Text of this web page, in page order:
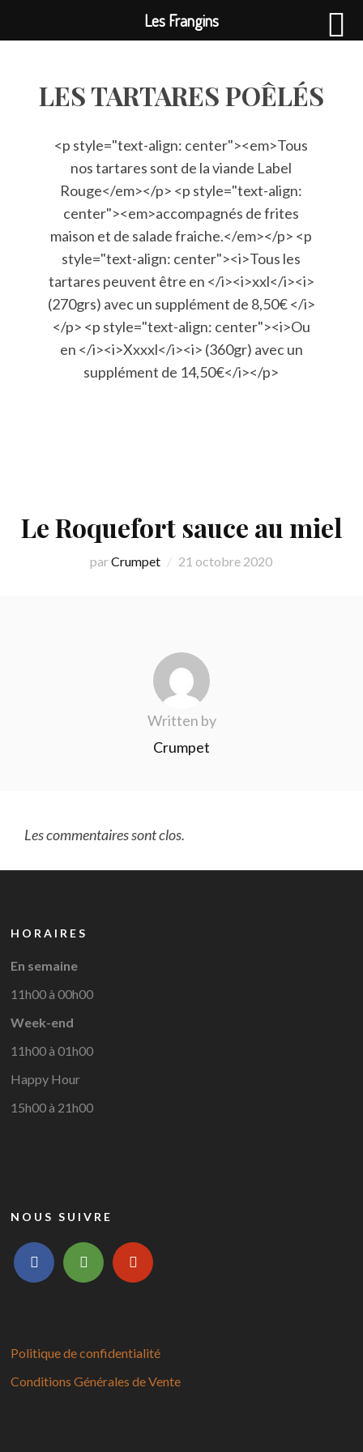
LES TARTARES POÊLÉS
<p style="text-align: center"><em>Tous
nos tartares sont de la viande Label
Rouge</em></p> <p style="text-align:
center"><em>accompagnés de frites
maison et de salade fraiche.</em></p> <p
style="text-align: center"><i>Tous les
tartares peuvent être en </i><i>xxl</i><i>
(270grs) avec un supplément de 8,50€ </i>
</p> <p style="text-align: center"><i>Ou
en </i><i>Xxxxl</i><i> (360gr) avec un
supplément de 14,50€</i></p>
Le Roquefort sauce au miel
parCrumpet 21 octobre 2020
Written by
Crumpet
Les commentaires sont clos.
HORAIRES
En semaine
11h00 à 00h00
Week-end
11h00 à 01h00
Happy Hour
15h00 à 21h00
NOUS SUIVRE
facebooktripadvisor
yelp
Politique de confidentialité
Conditions Générales de Vente
Les Frangins